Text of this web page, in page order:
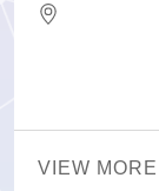
VIEW MORE